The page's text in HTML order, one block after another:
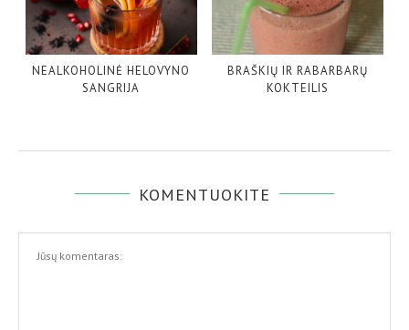
NEALKOHOLINĖ HELOVYNO
SANGRIJA
BRAŠKIŲ IR RABARBARŲ
KOKTEILIS
KOMENTUOKITE